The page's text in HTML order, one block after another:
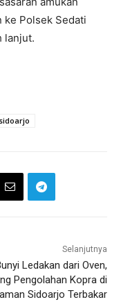
ke Polsek Sedati
lanjut.
Selanjutnya
Ledakan dari Oven,
Pengolahan Kopra di
Sidoarjo Terbakar